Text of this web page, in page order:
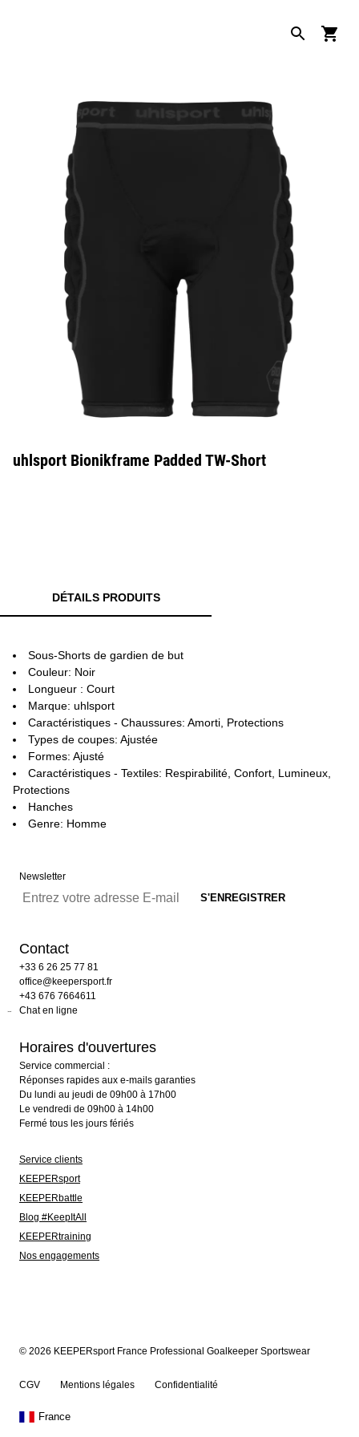
uhlsport Bionikframe Padded TW-Short
DÉTAILS PRODUITS
Sous-Shorts de gardien de but
Couleur: Noir
Longueur : Court
Marque: uhlsport
Caractéristiques - Chaussures: Amorti, Protections
Types de coupes: Ajustée
Formes: Ajusté
Caractéristiques - Textiles: Respirabilité, Confort, Lumineux,
Protections
Hanches
Genre: Homme
Newsletter
Contact
+33 6 26 25 77 81
office@keepersport.fr
+43 676 7664611
Chat en ligne
Horaires d'ouvertures
Service commercial :
Réponses rapides aux e-mails garanties
Du lundi au jeudi de 09h00 à 17h00
Le vendredi de 09h00 à 14h00
Fermé tous les jours fériés
Service clients
KEEPERsport
KEEPERbattle
Blog #KeepItAll
KEEPERtraining
Nos engagements
© 2026 KEEPERsport France Professional Goalkeeper Sportswear
CGV Mentions légales Confidentialité
France